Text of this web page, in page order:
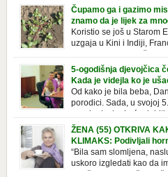
novorođenih beba. Video je snimila
miliona ljudi. Ove babice su ostale u
beba želi […]
Čupamo ga i gazimo
znamo da je lijek za
Koristio se još u Starom
uzgaja u Kini i Indiji,
čupamo ga i bacamo kao korov! Tušt
“korov” koji, ka­da nam se jednom
5-ogodišnja djevojčica
Kada je videjla ko je
Od kako je bila beba,
porodici. Sada, u svojoj
usvajanja, kada će
je bio veoma poseban za djevojčicu i
postao još čarobniji, zahvaljujući
Daniel. Njenoj novoj porodici je […]
ŽENA (55) OTKRIVA
KLIMAKS: Podivljali
“Bila sam slomljena,
uskoro izgledati kao da
to težak period u životu